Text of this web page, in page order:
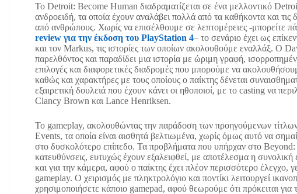
Το Detroit: Become Human διαδραματίζεται σε ένα μελλοντικό
ανδροειδή, τα οποία έχουν αναλάβει πολλά από τα καθήκοντα και τις
από ανθρώπους. Χωρίς να επισέλθουμε σε λεπτομέρειες -μπορείτε
review για την έκδοση του PlayStation 4– το σενάριο έχει ως
και τον Markus, τις ιστορίες των οποίων ακολουθούμε εναλλάξ. Ο
παρελθόντος και παραδίδει μια ιστορία με ώριμη γραφή,
επιλογές και διαφορετικές διαδρομές που μπορούμε να
καθώς και χαρακτήρες με τους οποίους ο παίκτης δένεται
εξαιρετική δουλειά που έχουν κάνει οι ηθοποιοί, με το casting να
Clancy Brown και Lance Henriksen.
To gameplay, ακολουθώντας την παράδοση των προηγούμενων
Events, τα οποία είναι αισθητά βελτιωμένα, χωρίς όμως αυτό να
στο δυσκολότερο επίπεδο. Τα προβλήματα που υπήρχαν στο Beyond:
κατευθύνσεις, ευτυχώς έχουν εξαλειφθεί, με αποτέλεσμα η συνολική
και για την κάμερα, αφού ο παίκτης έχει πλέον περισσότερο έλεγχο,
gameplay. Ο χειρισμός με πληκτρολόγιο και ποντίκι λειτουργεί
χρησιμοποιήσετε κάποιο gamepad, αφού θεωρούμε ότι πρόκειται